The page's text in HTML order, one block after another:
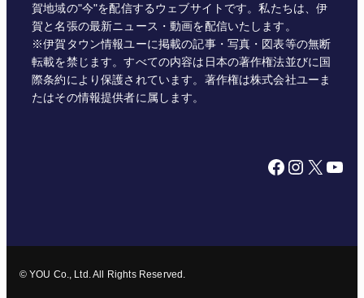
賀地域の"今"を配信するウェブサイトです。私たちは、伊
賀と名張の最新ニュース・動画を配信いたします。
※伊賀タウン情報ユーに掲載の記事・写真・図表等の無断
転載を禁じます。すべての内容は日本の著作権法並びに国
際条約により保護されています。著作権は株式会社ユーま
たはその情報提供者に属します。
Facebook Instagram X YouTube
© YOU Co., Ltd. All Rights Reserved.